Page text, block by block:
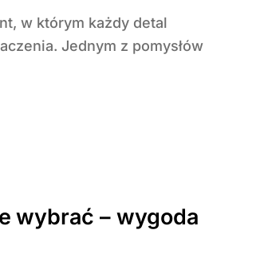
Jednym z pomysłów
wybrać – wygoda